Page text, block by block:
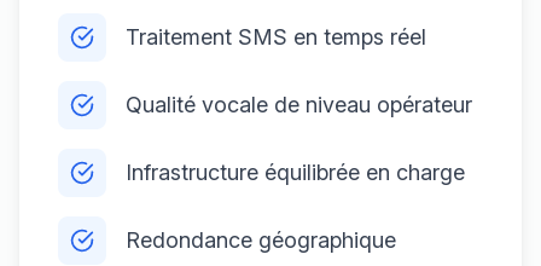
Traitement SMS en temps réel
Qualité vocale de niveau opérateur
Infrastructure équilibrée en charge
Redondance géographique